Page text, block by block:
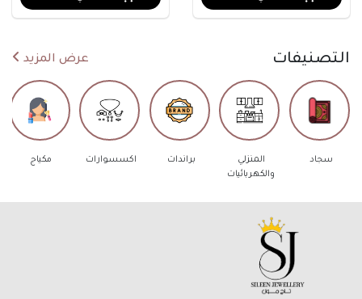
التصنيفات عرض المزيد
سجاد
المنزلي
والكهربائيات
براندات اكسسوارات مكياج